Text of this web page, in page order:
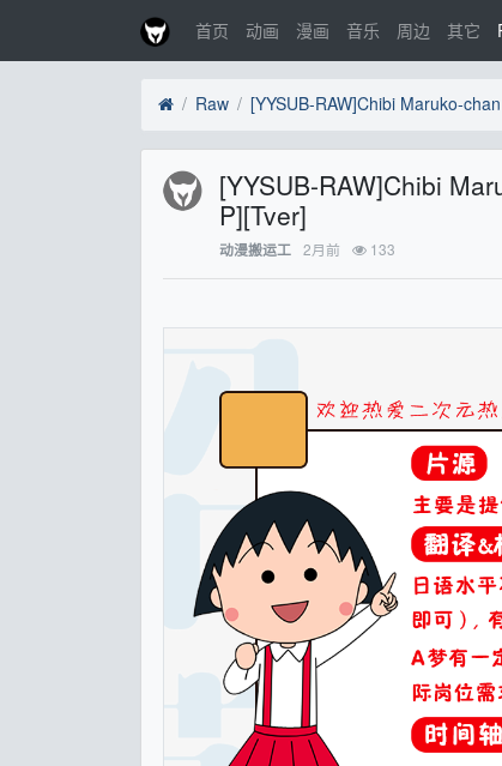
首页 动画 漫画 音乐 周边 其它
Raw
[YYSUB-RAW]Chibi
P][Tver]
动漫搬运工 2月前 133